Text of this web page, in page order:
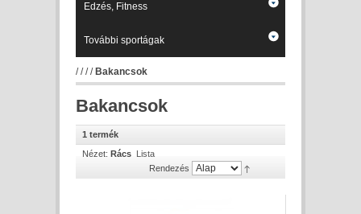
Edzés, Fitness
További sportágak
//// Bakancsok
Bakancsok
1 termék
Nézet: Rács Lista
Rendezés